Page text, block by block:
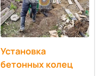
Установка
бетонных колец